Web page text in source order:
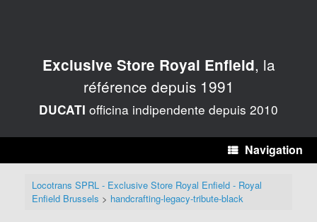
Exclusive Store Royal Enfield, la
référence depuis 1991
DUCATI officina indipendente depuis 2010
Navigation
Locotrans SPRL - Exclusive Store Royal Enfield - Royal
Enfield Brussels > handcrafting-legacy-tribute-black